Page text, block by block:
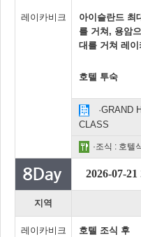
레이카비크
아이슬란드 최
를 거쳐, 용암
대를 거쳐 레
호텔 투숙
·GRAND
CLASS
·조식 : 호
2026-07-21
지역
레이카비크 호텔 조식 후